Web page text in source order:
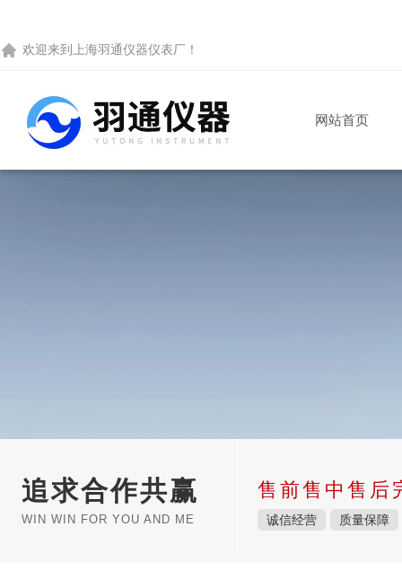
欢迎来到 上海羽通仪器仪表厂 ！
网站首页
追求合作共赢
WIN WIN FOR YOU AND ME
售前售中售后
诚信经营 质量保障